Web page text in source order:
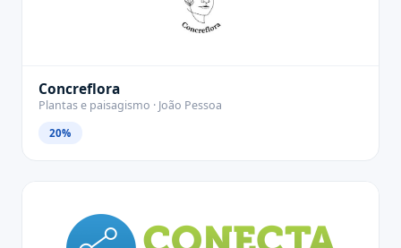
Concreflora
Plantas e paisagismo · João Pessoa
20%